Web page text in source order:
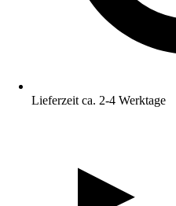
Lieferzeit ca. 2-4 Werktage